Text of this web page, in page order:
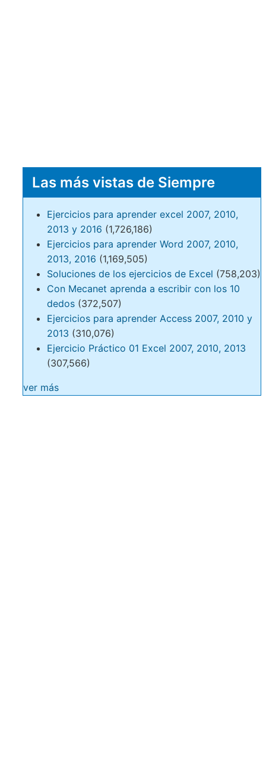
Las más vistas de Siempre
Ejercicios para aprender excel 2007, 2010,
2013 y 2016 (1,726,186)
Ejercicios para aprender Word 2007, 2010,
2013, 2016 (1,169,505)
Soluciones de los ejercicios de Excel (758,203)
Con Mecanet aprenda a escribir con los 10
dedos (372,507)
Ejercicios para aprender Access 2007, 2010 y
2013 (310,076)
Ejercicio Práctico 01 Excel 2007, 2010, 2013
(307,566)
ver más